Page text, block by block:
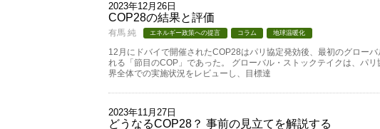
2023年12月26日
COP28の結果と評価
有馬 純 エネルギー政策への提言 コラム 地球温暖化
12月にドバイで開催されたCOP28はパリ協定発効後、最初のグロー
れる「節目のCOP」であった。 グローバル・ストックテイクは、パ
界全体での実施状況をレビューし、目標達
2023年11月27日
どうなるCOP28？ 事前の見立てを解説する